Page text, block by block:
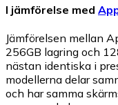
I jämförelse med
Jämförelsen mellan
256GB lagring och
nästan identiska i
modellerna delar
och har samma